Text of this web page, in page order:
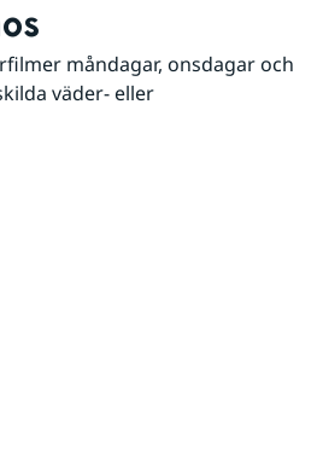
måndagar, onsdagar och
väder- eller